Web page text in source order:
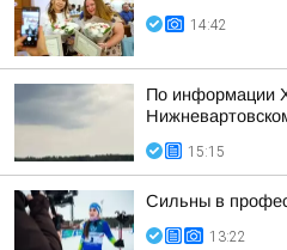
14:42
По информации
15:15
Сильны в
13:22